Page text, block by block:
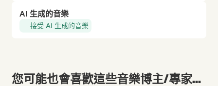
AI 生成的音樂
接受 AI 生成的音樂
您可能也會喜歡這些音樂博主/專家...